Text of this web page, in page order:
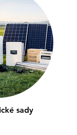
sady